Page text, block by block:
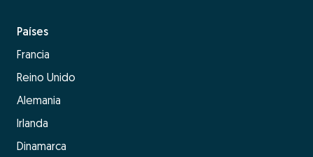
Países
Francia
Reino Unido
Alemania
Irlanda
Dinamarca